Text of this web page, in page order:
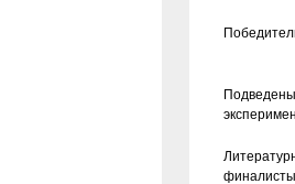
Подведены
финалисты